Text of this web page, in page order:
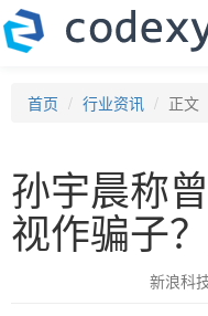
首页 行业资讯 正文
孙宇晨称
视作骗子
新浪科